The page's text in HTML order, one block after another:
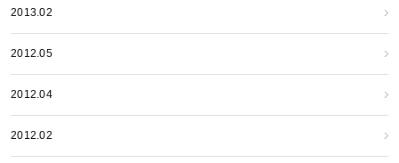
2013.02
2012.05
2012.04
2012.02